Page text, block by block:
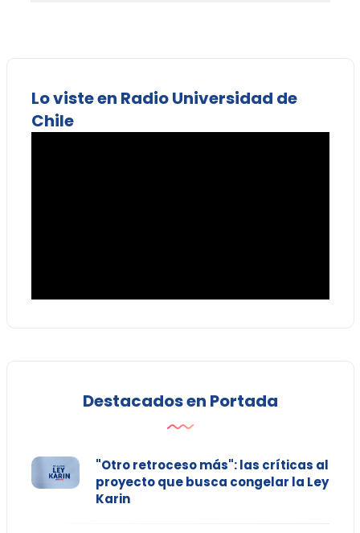
Lo viste en Radio Universidad de
Chile
Destacados en Portada
"Otro retroceso más": las críticas al
proyecto que busca congelar la Ley
Karin